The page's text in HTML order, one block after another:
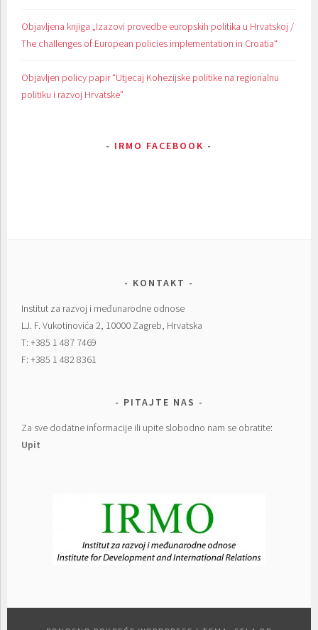
Objavljena knjiga „Izazovi provedbe europskih politika u Hrvatskoj /
The challenges of European policies implementation in Croatia“
Objavljen policy papir “Utjecaj Kohezijske politike na regionalnu
politiku i razvoj Hrvatske”
IRMO FACEBOOK
KONTAKT
Institut za razvoj i međunarodne odnose
LJ. F. Vukotinovića 2, 10000 Zagreb, Hrvatska
T: +385 1 487 7469
F: +385 1 482 8361
PITAJTE NAS
Za sve dodatne informacije ili upite slobodno nam se obratite:
Upit